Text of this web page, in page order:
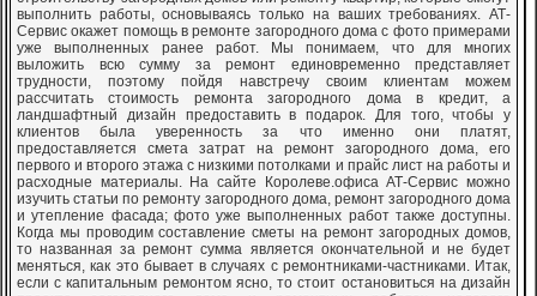
выполнить работы, основываясь только на ваших требованиях. АТ-
Сервис окажет помощь в ремонте загородного дома с фото примерами
уже выполненных ранее работ. Мы понимаем, что для многих
выложить всю сумму за ремонт единовременно представляет
трудности, поэтому пойдя навстречу своим клиентам можем
рассчитать стоимость ремонта загородного дома в кредит, а
ландшафтный дизайн предоставить в подарок. Для того, чтобы у
клиентов была уверенность за что именно они платят,
предоставляется смета затрат на ремонт загородного дома, его
первого и второго этажа с низкими потолками и прайс лист на работы и
расходные материалы. На сайте Королеве.офиса АТ-Сервис можно
изучить статьи по ремонту загородного дома, ремонт загородного дома
и утепление фасада; фото уже выполненных работ также доступны.
Когда мы проводим составление сметы на ремонт загородных домов,
то названная за ремонт сумма является окончательной и не будет
меняться, как это бывает в случаях с ремонтниками-частниками. Итак,
если с капитальным ремонтом ясно, то стоит остановиться на дизайн